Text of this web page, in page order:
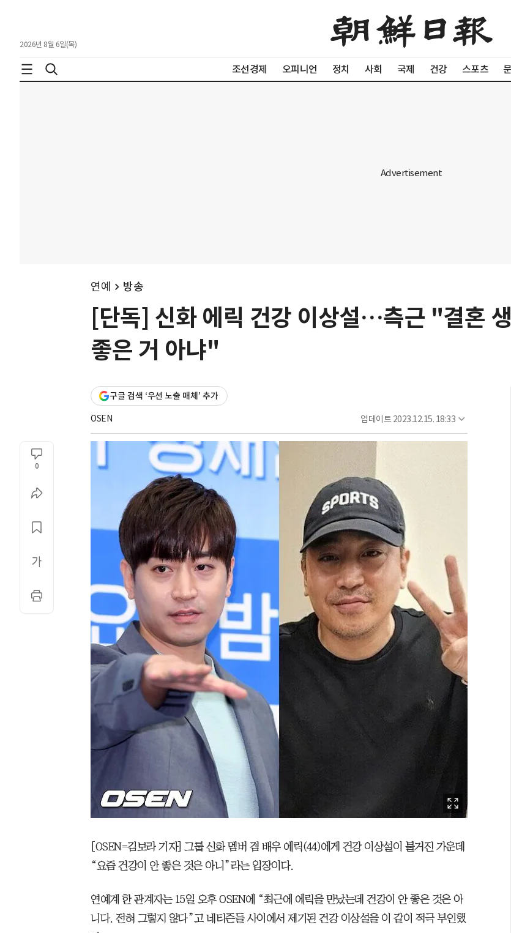
2026년 8월 6일(목)
조선경제 오피니언 정치 사회 국제 건강 스포츠
연예 방송
[단독] 신화 에릭 건강 이상설…측근 "결혼
좋은 거 아냐"
구글 검색 ‘우선 노출 매체’ 추가
OSEN 업데이트 2023.12.15. 18:33
0
[OSEN=김보라 기자] 그룹 신화 멤버 겸 배우 에릭(44)에게 건강 이상설이 불거진 가운데
“요즘 건강이 안 좋은 것은 아니”라는 입장이다.
연예계 한 관계자는 15일 오후 OSEN에 “최근에 에릭을 만났는데 건강이 안 좋은 것은 아
니다. 전혀 그렇지 않다”고 네티즌들 사이에서 제기된 건강 이상설을 이 같이 적극 부인했